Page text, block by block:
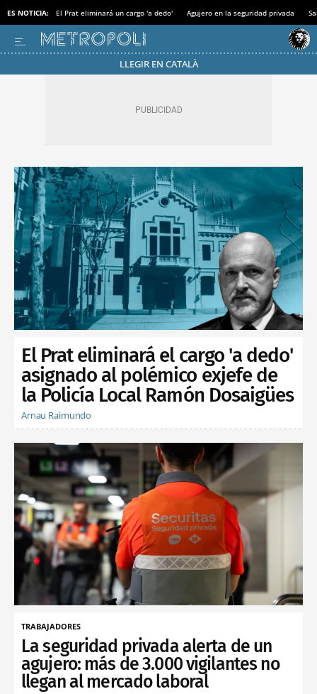
ES NOTICIA: El Prat eliminará un cargo 'a dedo' Agujero en la seguridad privada
LLEGIR EN CATALÀ
El Prat eliminará el cargo 'a dedo'
asignado al polémico exjefe de
la Policía Local Ramón Dosaigües
Arnau Raimundo
TRABAJADORES
La seguridad privada alerta de un
agujero: más de 3.000 vigilantes no
llegan al mercado laboral